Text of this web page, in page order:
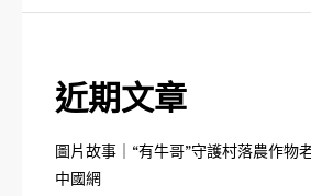
近期文章
圖片故事｜“有牛哥”守護村落農作物
中國網